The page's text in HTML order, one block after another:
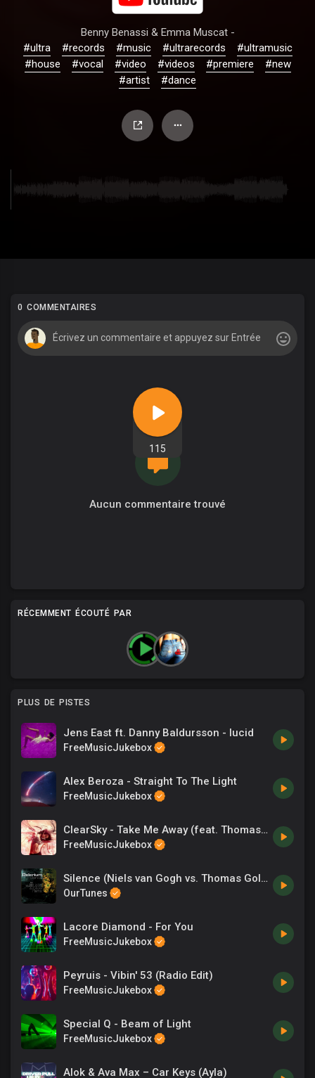
Benny Benassi & Emma Muscat -
#ultra
#records #music #ultrarecords
#ultramusic
#house
#vocal #video #videos #premiere
#new
#artist
#dance
115
0 COMMENTAIRES
Aucun commentaire trouvé
RÉCEMMENT ÉCOUTÉ PAR
PLUS DE PISTES
Jens East ft. Danny Baldursson - lucid
FreeMusicJukebox
Alex Beroza - Straight To The Light
FreeMusicJukebox
ClearSky - Take Me Away (feat. Thomas Fiss)
FreeMusicJukebox
Silence (Niels van Gogh vs. Thomas Gold Remix Radio Edit)
OurTunes
Lacore Diamond - For You
FreeMusicJukebox
Peyruis - Vibin' 53 (Radio Edit)
FreeMusicJukebox
Special Q - Beam of Light
FreeMusicJukebox
Alok & Ava Max – Car Keys (Ayla)